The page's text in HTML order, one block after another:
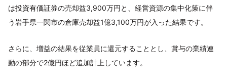
は投資有価証券の売却益3,900万円と、経営資源の集中化策に伴
う岩手県一関市の倉庫売却益1億3,100万円が入った結果です。
さらに、増益の結果を従業員に還元することとし、賞与の業績連
動の部分で2億円ほど追加計上しています。